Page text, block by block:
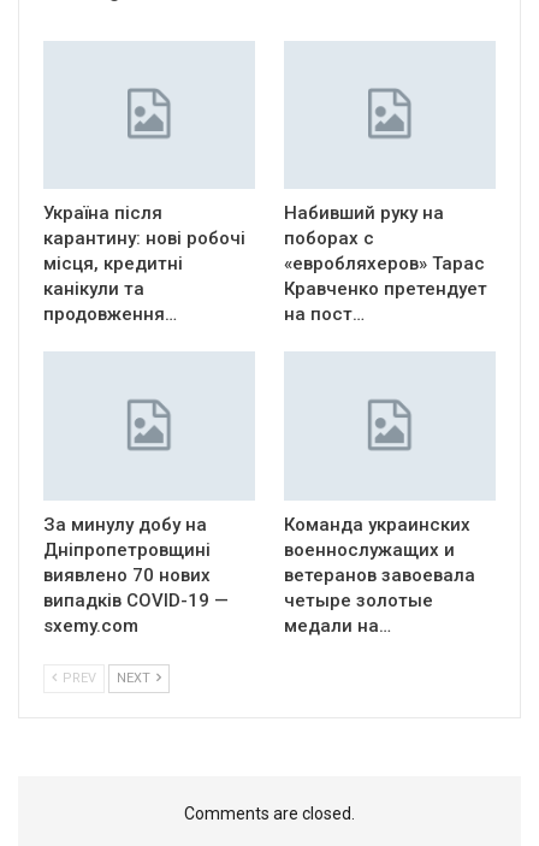
Україна після
карантину: нові робочі
місця, кредитні
канікули та
продовження…
Набивший руку на
поборах с
«евробляхеров» Тарас
Кравченко претендует
на пост…
За минулу добу на
Дніпропетровщині
виявлено 70 нових
випадків COVID-19 —
sxemy.com
Команда украинских
военнослужащих и
ветеранов завоевала
четыре золотые
медали на…
PREV NEXT
Comments are closed.